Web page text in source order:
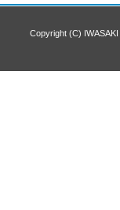
Copyright (C)